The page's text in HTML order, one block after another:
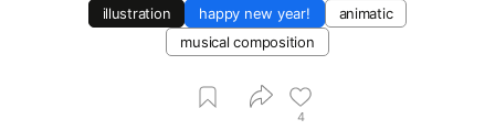
illustration happy new year!
animatic
musical composition
4